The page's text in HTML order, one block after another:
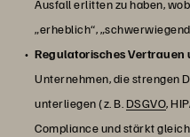
Ausfall erlitten zu haben,
„erheblich“,
Regulatorisches
Unternehmen, die strengen
unterliegen (z. B.DSGVO,
Compliance und stärkt